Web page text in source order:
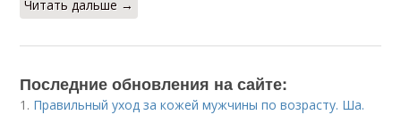
Читать дальше →
Последние обновления на сайте:
1. Правильный уход за кожей мужчины по возрасту. Ша.